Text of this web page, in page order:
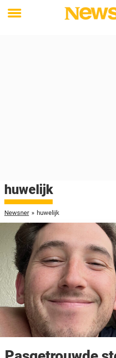
Toggle
huwelijk
Newsner » huwelijk